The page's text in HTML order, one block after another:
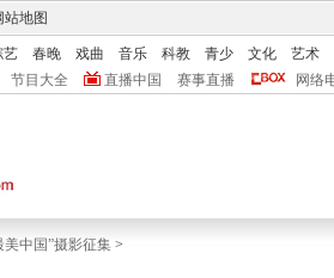
站地图
艺 春晚 戏曲 音乐 科教 青少 文化
艺术
节目大全 直播中国 赛事直播 网络
美中国”摄影征集 >